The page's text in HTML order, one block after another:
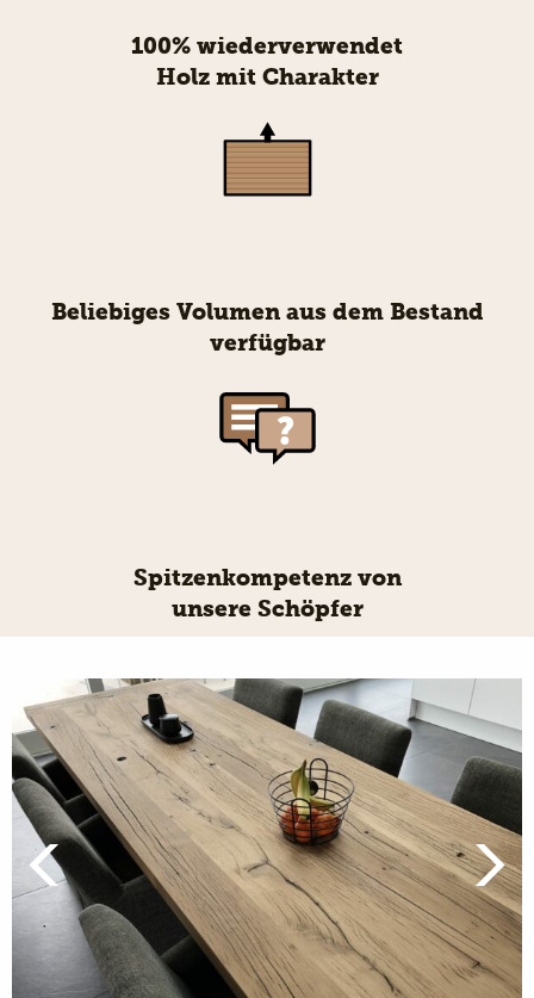
100% wiederverwendet
Holz mit Charakter
Beliebiges Volumen aus dem Bestand
verfügbar
Spitzenkompetenz von
unsere Schöpfer